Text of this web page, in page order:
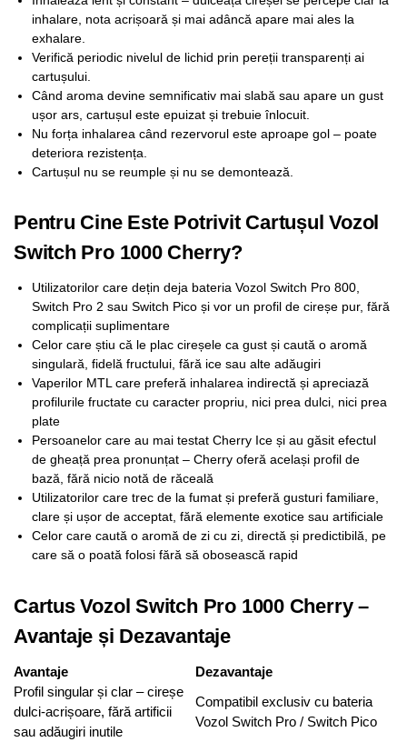
inhalare, nota acrișoară și mai adâncă apare mai ales la
exhalare.
Verifică periodic nivelul de lichid prin pereții transparenți ai
cartușului.
Când aroma devine semnificativ mai slabă sau apare un gust
ușor ars, cartușul este epuizat și trebuie înlocuit.
Nu forța inhalarea când rezervorul este aproape gol – poate
deteriora rezistența.
Cartușul nu se reumple și nu se demontează.
Pentru Cine Este Potrivit Cartușul Vozol
Switch Pro 1000 Cherry?
Utilizatorilor care dețin deja bateria Vozol Switch Pro 800,
Switch Pro 2 sau Switch Pico și vor un profil de cireșe pur, fără
complicații suplimentare
Celor care știu că le plac cireșele ca gust și caută o aromă
singulară, fidelă fructului, fără ice sau alte adăugiri
Vaperilor MTL care preferă inhalarea indirectă și apreciază
profilurile fructate cu caracter propriu, nici prea dulci, nici prea
plate
Persoanelor care au mai testat Cherry Ice și au găsit efectul
de gheață prea pronunțat – Cherry oferă același profil de
bază, fără nicio notă de răceală
Utilizatorilor care trec de la fumat și preferă gusturi familiare,
clare și ușor de acceptat, fără elemente exotice sau artificiale
Celor care caută o aromă de zi cu zi, directă și predictibilă, pe
care să o poată folosi fără să obosească rapid
Cartus Vozol Switch Pro 1000 Cherry –
Avantaje și Dezavantaje
Avantaje
Dezavantaje
Profil singular și clar – cireșe
dulci-acrișoare, fără artificii
sau adăugiri inutile
Compatibil exclusiv cu bateria
Vozol Switch Pro / Switch Pico